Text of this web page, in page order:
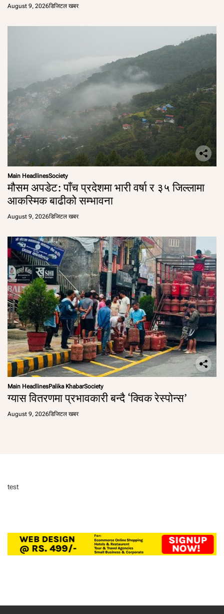
August 9, 2026डिजिटल खबर
Main HeadlinesSociety
मौसम अपडेट: पाँच प्रदेशमा भारी वर्षा र ३५ जिल्लामा
आकस्मिक बाढीको सम्भावना
August 9, 2026डिजिटल खबर
Main HeadlinesPalika KhabarSociety
ग्यास वितरणमा प्रभावकारी बन्दै ‘क्विक रेस्पोन्स’
August 9, 2026डिजिटल खबर
test